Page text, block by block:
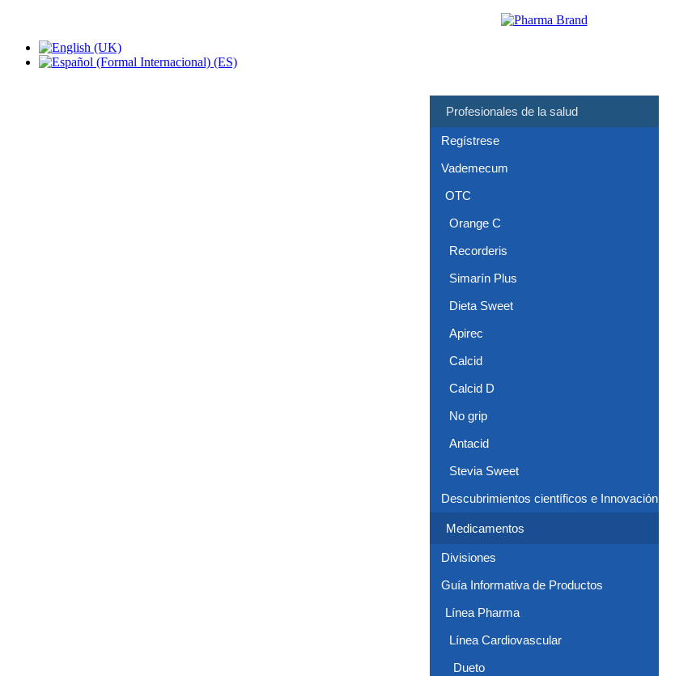
Profesionales de la salud
Regístrese
Vademecum
OTC
Orange C
Recorderis
Simarín Plus
Dieta Sweet
Apirec
Calcid
Calcid D
No grip
Antacid
Stevia Sweet
Descubrimientos científicos e Innovación
Medicamentos
Divisiones
Guía Informativa de Productos
Línea Pharma
Línea Cardiovascular
Dueto